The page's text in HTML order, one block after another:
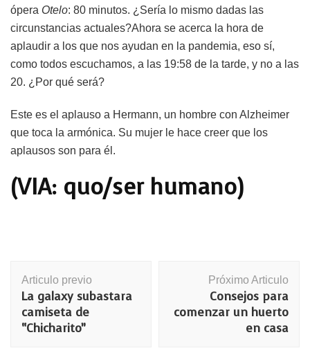
ópera Otelo: 80 minutos. ¿Sería lo mismo dadas las
circunstancias actuales?Ahora se acerca la hora de
aplaudir a los que nos ayudan en la pandemia, eso sí,
como todos escuchamos, a las 19:58 de la tarde, y no a las
20. ¿Por qué será?
Este es el aplauso a Hermann, un hombre con Alzheimer
que toca la armónica. Su mujer le hace creer que los
aplausos son para él.
(VIA: quo/ser humano)
de
publicación
Articulo previo
La galaxy subastara
camiseta de
“Chicharito”
Próximo Articulo
Consejos para
comenzar un huerto
en casa